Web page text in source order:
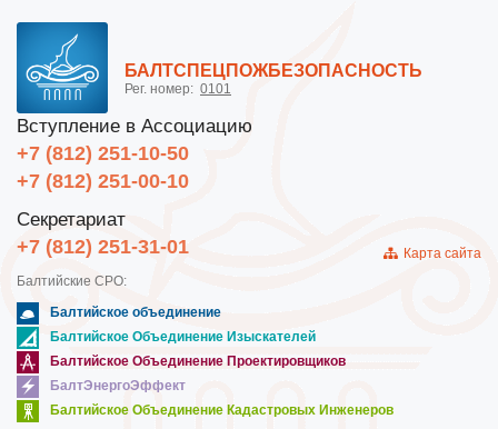
БАЛТСПЕЦПОЖБЕЗОПАСНОСТЬ
Рег. номер: 0101
Вступление в Ассоциацию
+7 (812) 251-10-50
+7 (812) 251-00-10
Секретариат
+7 (812) 251-31-01
Карта сайта
Балтийские СРО:
Балтийское объединение
Балтийское Объединение Изыскателей
Балтийское Объединение Проектировщиков
БалтЭнергоЭффект
Балтийское Объединение Кадастровых Инженеров